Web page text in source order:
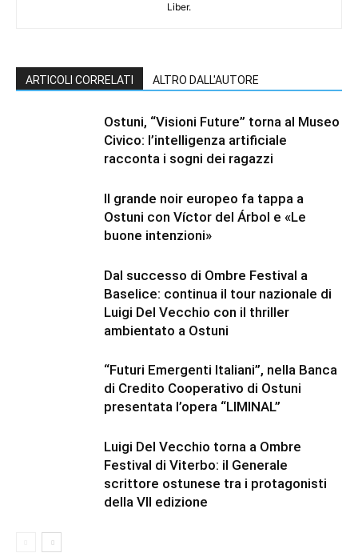
Liber.
ARTICOLI CORRELATI ALTRO DALL'AUTORE
Ostuni, “Visioni Future” torna al Museo
Civico: l’intelligenza artificiale
racconta i sogni dei ragazzi
Il grande noir europeo fa tappa a
Ostuni con Víctor del Árbol e «Le
buone intenzioni»
Dal successo di Ombre Festival a
Baselice: continua il tour nazionale di
Luigi Del Vecchio con il thriller
ambientato a Ostuni
“Futuri Emergenti Italiani”, nella Banca
di Credito Cooperativo di Ostuni
presentata l’opera “LIMINAL”
Luigi Del Vecchio torna a Ombre
Festival di Viterbo: il Generale
scrittore ostunese tra i protagonisti
della VII edizione